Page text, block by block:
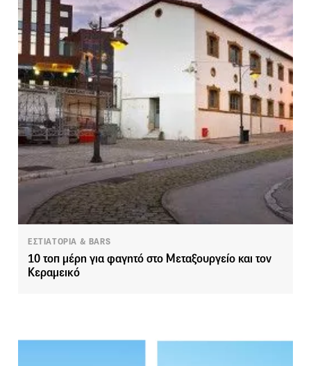
ΕΣΤΙΑΤΟΡΙΑ & BARS
10 τοπ μέρη για φαγητό στο Μεταξουργείο και τον
Κεραμεικό